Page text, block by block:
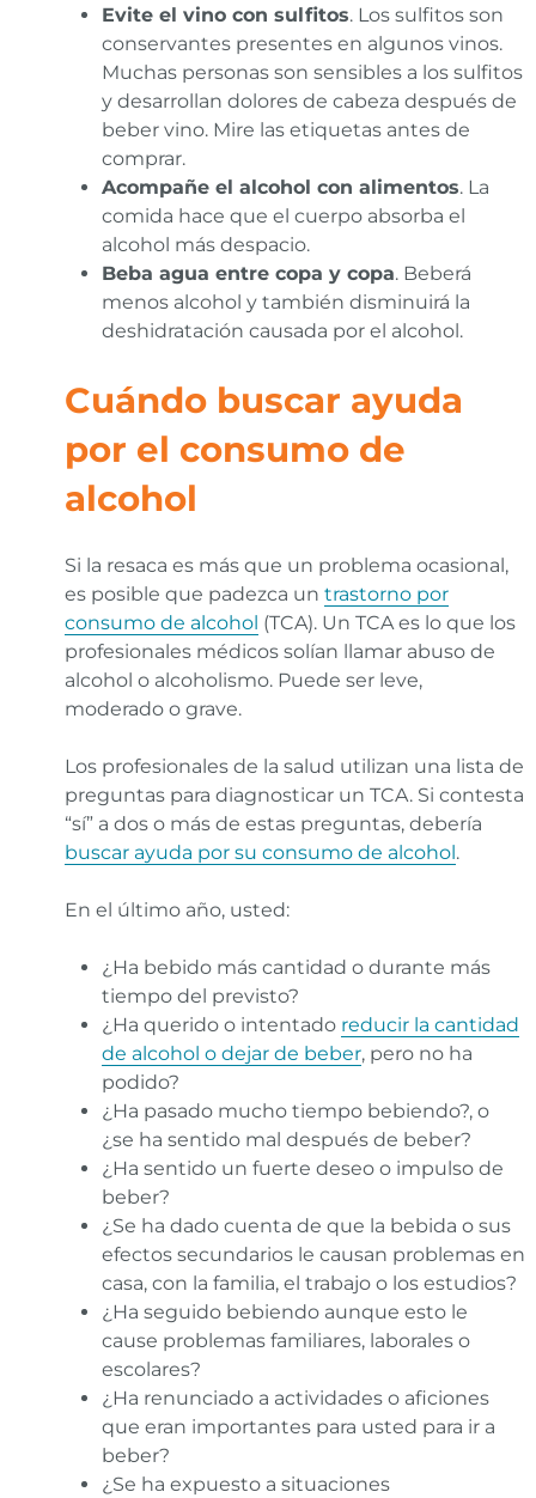
Evite el vino con sulfitos. Los sulfitos son
conservantes presentes en algunos vinos.
Muchas personas son sensibles a los sulfitos
y desarrollan dolores de cabeza después de
beber vino. Mire las etiquetas antes de
comprar.
Acompañe el alcohol con alimentos. La
comida hace que el cuerpo absorba el
alcohol más despacio.
Beba agua entre copa y copa. Beberá
menos alcohol y también disminuirá la
deshidratación causada por el alcohol.
Cuándo buscar ayuda
por el consumo de
alcohol
Si la resaca es más que un problema ocasional,
es posible que padezca un trastorno por
consumo de alcohol (TCA). Un TCA es lo que los
profesionales médicos solían llamar abuso de
alcohol o alcoholismo. Puede ser leve,
moderado o grave.
Los profesionales de la salud utilizan una lista de
preguntas para diagnosticar un TCA. Si contesta
“sí” a dos o más de estas preguntas, debería
buscar ayuda por su consumo de alcohol.
En el último año, usted:
¿Ha bebido más cantidad o durante más
tiempo del previsto?
¿Ha querido o intentado reducir la cantidad
de alcohol o dejar de beber, pero no ha
podido?
¿Ha pasado mucho tiempo bebiendo?, o
¿se ha sentido mal después de beber?
¿Ha sentido un fuerte deseo o impulso de
beber?
¿Se ha dado cuenta de que la bebida o sus
efectos secundarios le causan problemas en
casa, con la familia, el trabajo o los estudios?
¿Ha seguido bebiendo aunque esto le
cause problemas familiares, laborales o
escolares?
¿Ha renunciado a actividades o aficiones
que eran importantes para usted para ir a
beber?
¿Se ha expuesto a situaciones